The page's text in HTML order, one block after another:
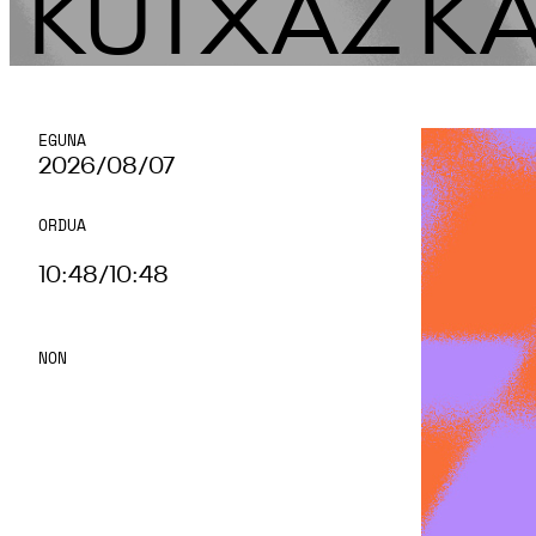
KUTXAZ
EGUNA
2026/08/07
ORDUA
10:48/ 10:48
NON